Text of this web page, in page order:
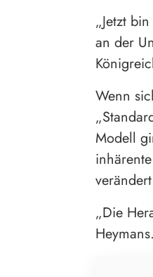
„Jetzt
an der
Wenn
Modell
„Die
Heymans.